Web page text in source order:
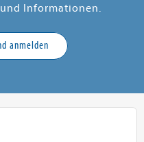
Informationen.
anmelden